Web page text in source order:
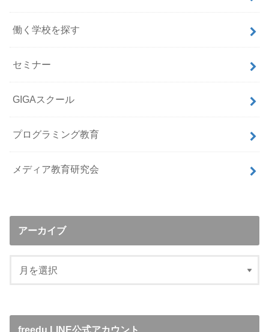
働く学校を探す
セミナー
GIGAスクール
プログラミング教育
メディア教育研究会
アーカイブ
freedu LINE公式アカウント